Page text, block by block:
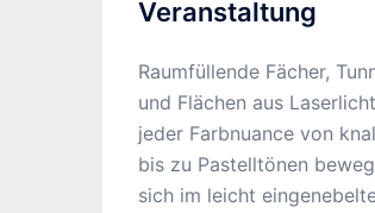
Veranstaltung
Raumfüllende Fächer,
und Flächen aus
jeder Farbnuance von
bis zu Pastelltönen
sich im leicht